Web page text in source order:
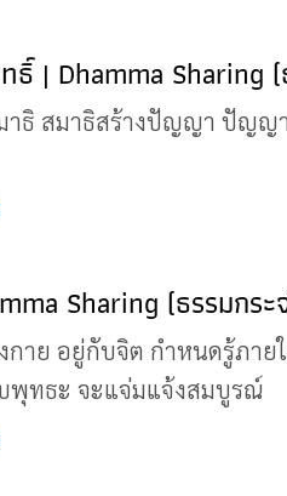
| Dhamma Sharing (
าธิ สมาธิสร้างปัญญา ปัญ
Sharing (ธรรมกระ
กาย อยู่กับจิต กำหนดรู้ภา
พุทธะ จะแจ่มแจ้งสมบูรณ์